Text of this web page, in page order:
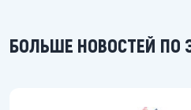
БОЛЬШЕ НОВОСТЕЙ ПО